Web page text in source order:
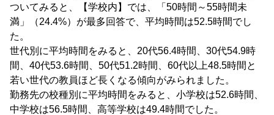
ついてみると、【学校内】では、「50時間～55時間未
満」（24.4%）が最多回答で、平均時間は52.5時間でし
た。
世代別に平均時間をみると、20代56.4時間、30代54.9時
間、40代53.6時間、50代51.2時間、60代以上48.5時間と
若い世代の教員ほど長くなる傾向がみられました。
勤務先の校種別に平均時間をみると、小学校は52.6時間、
中学校は56.5時間、高等学校は49.4時間でした。